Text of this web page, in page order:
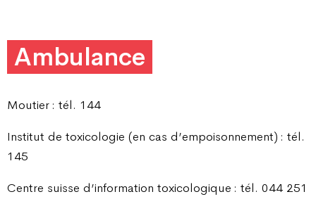
Ambulance
Moutier : tél. 144
Institut de toxicologie (en cas d’empoisonnement) : tél.
145
Centre suisse d’information toxicologique : tél. 044 251